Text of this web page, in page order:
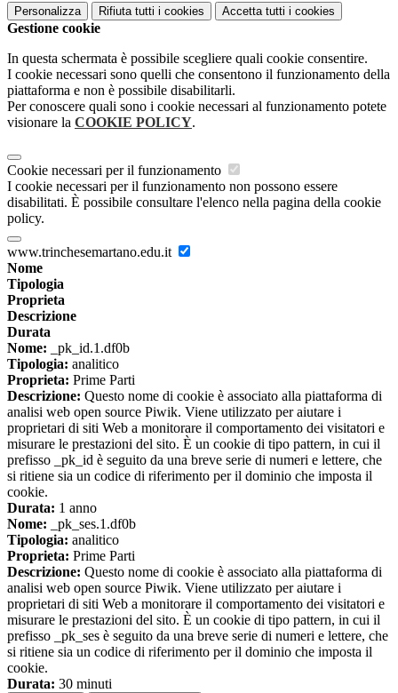
Personalizza Rifiuta tutti i cookies Accetta tutti i cookies
Gestione cookie
In questa schermata è possibile scegliere quali cookie consentire.
I cookie necessari sono quelli che consentono il funzionamento della
piattaforma e non è possibile disabilitarli.
Per conoscere quali sono i cookie necessari al funzionamento potete
visionare la COOKIE POLICY.
Cookie necessari per il funzionamento
I cookie necessari per il funzionamento non possono essere
disabilitati. È possibile consultare l'elenco nella pagina della cookie
policy.
www.trinchesemartano.edu.it
Nome
Tipologia
Proprieta
Descrizione
Durata
Nome: _pk_id.1.df0b
Tipologia: analitico
Proprieta: Prime Parti
Descrizione: Questo nome di cookie è associato alla piattaforma di
analisi web open source Piwik. Viene utilizzato per aiutare i
proprietari di siti Web a monitorare il comportamento dei visitatori e
misurare le prestazioni del sito. È un cookie di tipo pattern, in cui il
prefisso _pk_id è seguito da una breve serie di numeri e lettere, che
si ritiene sia un codice di riferimento per il dominio che imposta il
cookie.
Durata: 1 anno
Nome: _pk_ses.1.df0b
Tipologia: analitico
Proprieta: Prime Parti
Descrizione: Questo nome di cookie è associato alla piattaforma di
analisi web open source Piwik. Viene utilizzato per aiutare i
proprietari di siti Web a monitorare il comportamento dei visitatori e
misurare le prestazioni del sito. È un cookie di tipo pattern, in cui il
prefisso _pk_ses è seguito da una breve serie di numeri e lettere, che
si ritiene sia un codice di riferimento per il dominio che imposta il
cookie.
Durata: 30 minuti